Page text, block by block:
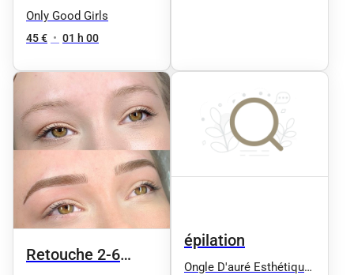
DE CILS
Only Good Girls
45 € • 01 h 00
Retouche 2-6
épilation
Ongle D'auré Esthétique